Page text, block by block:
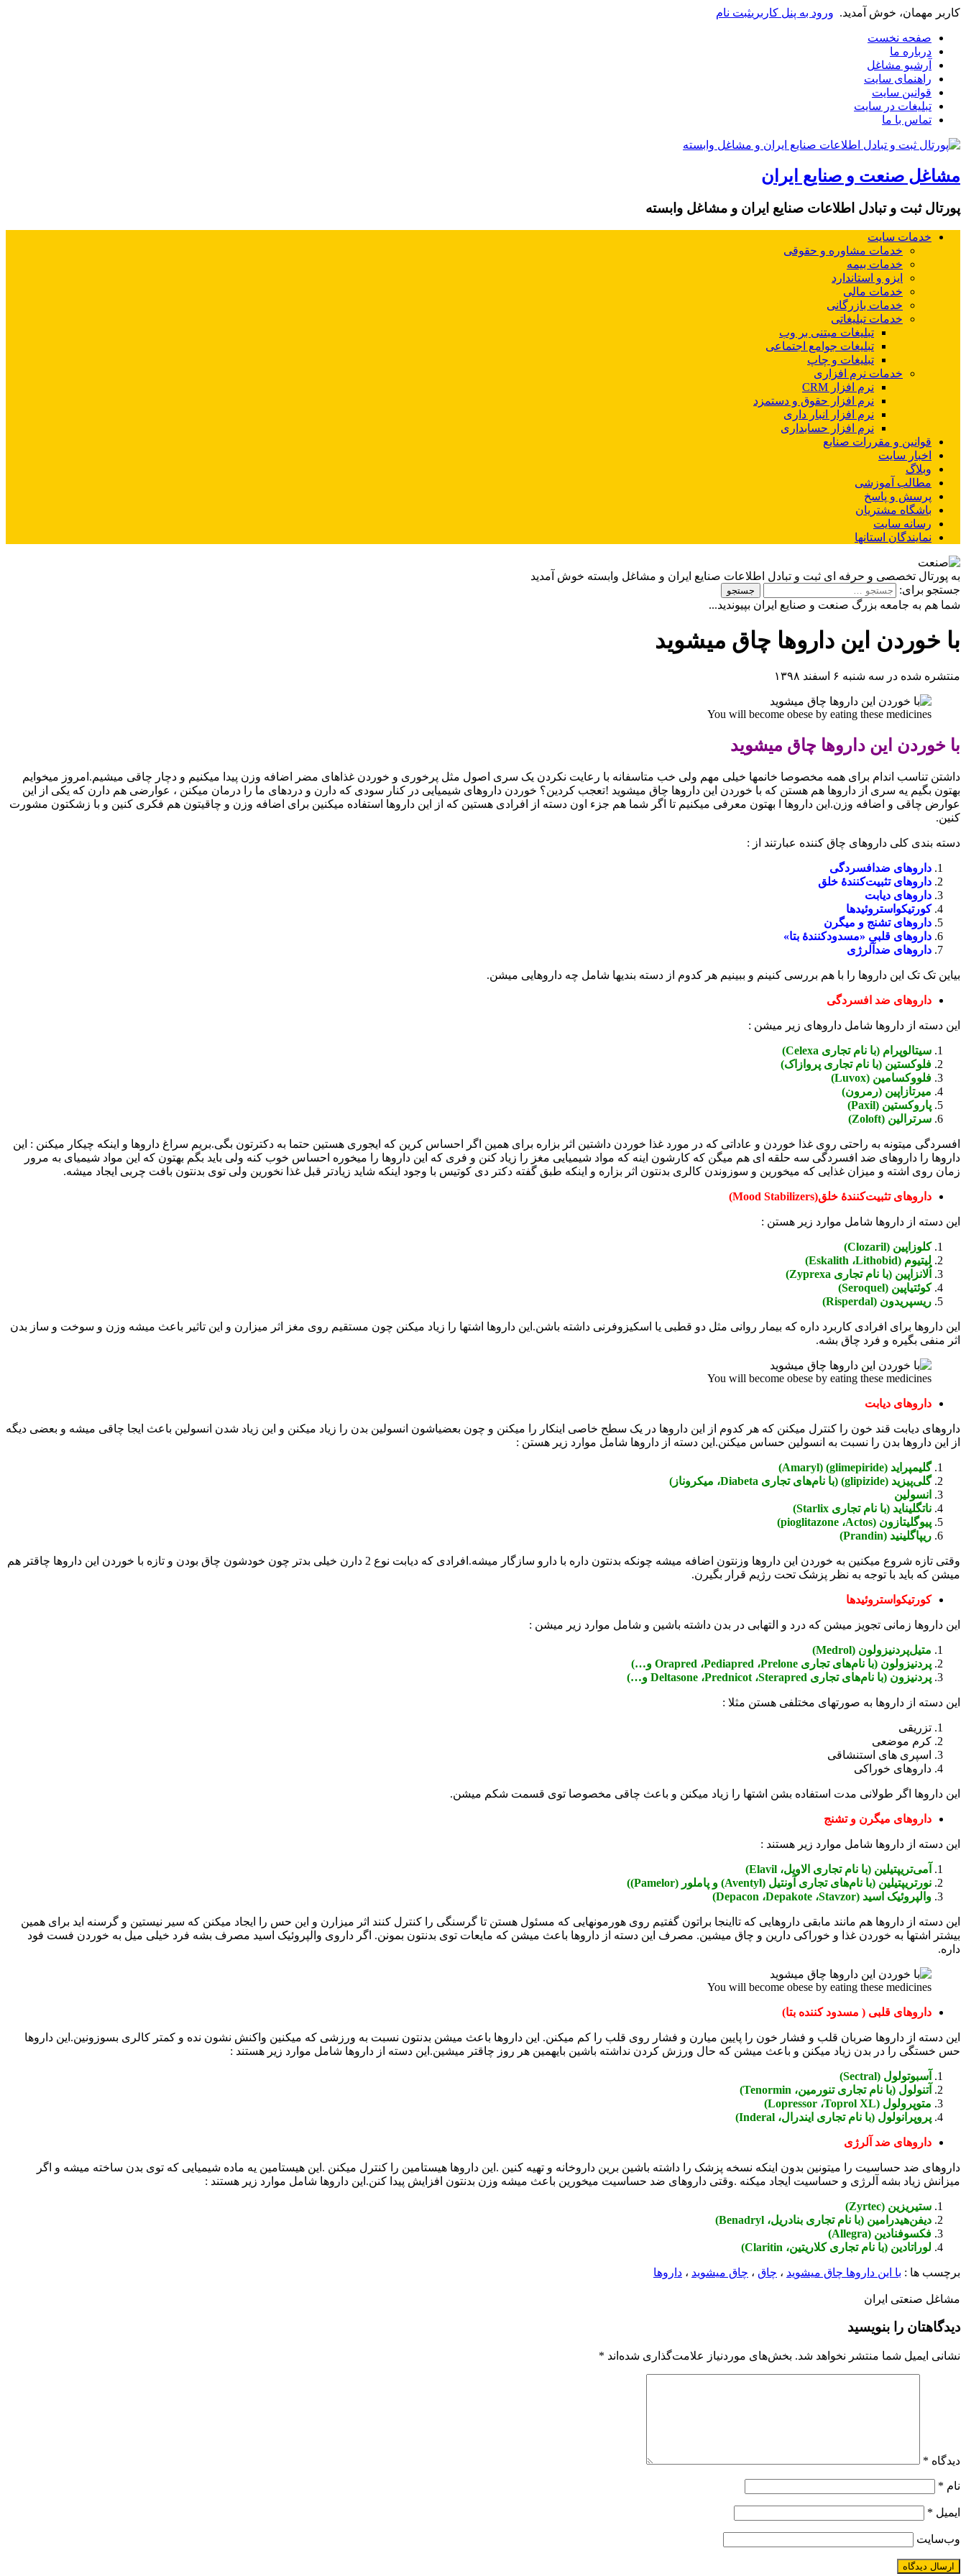
کاربر مهمان، خوش آمدید. ورود به پنل کاربریثبت نام
صفحه نخست
درباره ما
آرشیو مشاغل
راهنمای سایت
قوانین سایت
تبلیغات در سایت
تماس با ما
مشاغل صنعت و صنایع ایران
پورتال ثبت و تبادل اطلاعات صنایع ایران و مشاغل وابسته
خدمات سایت
خدمات مشاوره و حقوقی
خدمات بیمه
ایزو و استاندارد
خدمات مالی
خدمات بازرگانی
خدمات تبلیغاتی
تبلیغات مبتنی بر وب
تبلیغات جوامع اجتماعی
تبلیغات و چاپ
خدمات نرم افزاری
نرم افزار CRM
نرم افزار حقوق و دستمزد
نرم افزار انبار داری
نرم افزار حسابداری
قوانین و مقررات صنایع
اخبار سایت
وبلاگ
مطالب آموزشی
پرسش و پاسخ
باشگاه مشتریان
رسانه سایت
نمایندگان استانها
به پورتال تخصصی و حرفه ای ثبت و تبادل اطلاعات صنایع ایران و مشاغل وابسته خوش آمدید
جستجو برای:
شما هم به جامعه بزرگ صنعت و صنایع ایران بپیوندید...
با خوردن این داروها چاق میشوید
منتشره شده در سه شنبه ۶ اسفند ۱۳۹۸
You will become obese by eating these medicines
با خوردن این داروها چاق میشوید
داشتن تناسب اندام برای همه مخصوصا خانمها خیلی مهم ولی خب متاسفانه با رعایت نکردن یک سری اصول مثل پرخوری و خوردن غذاهای مضر اضافه وزن پیدا میکنیم و دچار چاقی میشیم.امروز میخوایم
بهتون بگیم یه سری از داروها هم هستن که با خوردن این داروها چاق میشوید !تعجب کردین؟ خوردن داروهای شیمیایی در کنار سودی که دارن و دردهای ما را درمان میکنن ، عوارضی هم دارن که یکی از این
عوارض چاقی و اضافه وزن.این داروها ا بهتون معرفی میکنیم تا اگر شما هم جزء اون دسته از افرادی هستین که از این داروها استفاده میکنین برای اضافه وزن و چاقیتون هم فکری کنین و با زشکتون مشورت
کنین.
دسته بندی کلی داروهای چاق کننده عبارتند از :
داروهای ضدافسردگی
داروهای تثبیت‌کنندهٔ خلق
داروهای دیابت
کورتیکواستروئیدها
داروهای تشنج و میگرن
داروهای قلبیِ «مسدودکنندهٔ بتا»
داروهای ضدآلرژی
بیاین تک تک این داروها را با هم بررسی کنینم و ببینیم هر کدوم از دسته بندیها شامل چه داروهایی میشن.
داروهای ضد افسردگی
این دسته از داروها شامل داروهای زیر میشن :
سیتالوپرام (با نام تجاری Celexa)
فلوکستین (با نام تجاری پروازاک)
فلووکسامین (Luvox)
میرتازاپین (رمرون)
پاروکستین (Paxil)
سرترالین (Zoloft)
افسردگی میتونه به راحتی روی غذا خوردن و عاداتی که در مورد غذا خوردن داشتین اثر بزاره برای همین اگر احساس کرین که ایجوری هستین حتما به دکترتون بگی.بریم سراغ داروها و اینکه چیکار میکنن : این
داروها را داروهای ضد افسردگی سه حلقه ای هم میگن که کارشون اینه که مواد شیمیایی مغز را زیاد کنن و فری که این داروها را میخوره احساس خوب کنه ولی باید بگم بهتون که این مواد شیمیای به مرور
زمان روی اشته و میزان غذایی که میخورین و سوزوندن کالری بدنتون اثر بزاره و اینکه طبق گفته دکتر دی کوتیس با وجود اینکه شاید زیادتر قبل غذا نخورین ولی توی بدنتون بافت چربی ایجاد میشه.
داروهای تثبیت‌کنندهٔ خلق(Mood Stabilizers)
این دسته از داروها شامل موارد زیر هستن :
کلوزاپین (Clozaril)
لیتیوم (Eskalith ،Lithobid)
اُلانزاپین (با نام تجاری Zyprexa)
کوئتیاپین (Seroquel)
ریسپریدون (Risperdal)
این داروها برای افرادی کاربرد داره که بیمار روانی مثل دو قطبی یا اسکیزوفرنی داشته باشن.این داروها اشتها را زیاد میکنن چون مستقیم روی مغز اثر میزارن و این تاثیر باعث میشه وزن و سوخت و ساز بدن
اثر منفی بگیره و فرد چاق بشه.
You will become obese by eating these medicines
داروهای دیابت
داروهای دیابت قند خون را کنترل میکنن که هر کدوم از این داروها در یک سطح خاصی اینکار را میکنن و چون بعضیاشون انسولین بدن را زیاد میکنن و این زیاد شدن انسولین باعث ایجا چاقی میشه و بعضی دیگه
از این داروها بدن را نسبت به انسولین حساس میکنن.این دسته از داروها شامل موارد زیر هستن :
گلیمپراید (glimepiride) (Amaryl)
گلی‌پیزید (glipizide) (با نام‌های تجاری Diabeta، میکروناز)
انسولین
ناتگلیناید (با نام تجاری Starlix)
پیوگلیتازون (pioglitazone ،Actos)
ریپاگلینید (Prandin)
وقتی تازه شروع میکنین به خوردن این داروها وزنتون اضافه میشه چونکه بدنتون داره با دارو سازگار میشه.افرادی که دیابت نوع 2 دارن خیلی بدتر چون خودشون چاق بودن و تازه با خوردن این داروها چاقتر هم
میشن که باید با توجه به نظر پزشک تحت رژیم قرار بگیرن.
کورتیکواستروئیدها
این داروها زمانی تجویز میشن که درد و التهابی در بدن داشته باشین و شامل موارد زیر میشن :
متیل‌پردنیزولون (Medrol)
پردنیزولون (با نام‌های تجاری Orapred ،Pediapred ،Prelone و…)
پردنیزون (با نام‌های تجاری Deltasone ،Prednicot ،Sterapred و…)
این دسته از داروها به صورتهای مختلفی هستن مثلا :
تزریقی
کرم موضعی
اسپری های استنشاقی
داروهای خوراکی
این داروها اگر طولانی مدت استفاده بشن اشتها را زیاد میکنن و باعث چاقی مخصوصا توی قسمت شکم میشن.
داروهای میگرن و تشنج
این دسته از داروها شامل موارد زیر هستند :
آمی‌تریپتیلین (با نام تجاری الاویل، Elavil)
نورتریپتیلین (با نام‌های تجاری آونتیل (Aventyl) و پاملور (Pamelor))
والپروئیک اسید (Depacon ،Depakote ،Stavzor)
این دسته از داروها هم مانند مابقی داروهایی که تااینجا براتون گفتیم روی هورمونهایی که مسئول هستن تا گرسنگی را کنترل کنند اثر میزارن و این حس را ایجاد میکنن که سیر نیستین و گرسنه اید برای همین
بیشتر اشتها به خوردن غذا و خوراکی دارین و چاق میشین. مصرف این دسته از داروها باعث میشن که مایعات توی بدنتون بمونن. اگر داروی والپروئیک اسید مصرف بشه فرد خیلی میل به خوردن فست فود
داره.
You will become obese by eating these medicines
داروهای قلبی ( مسدود کننده بتا)
این دسته از داروها ضربان قلب و فشار خون را پایین میارن و فشار روی قلب را کم میکنن. این داروها باعث میشن بدنتون نسبت به ورزشی که میکنین واکنش نشون نده و کمتر کالری بسوزونین.این داروها
حس خستگی را در بدن زیاد میکنن و باعث میشن که حال ورزش کردن نداشته باشین بایهمین هر روز چاقتر میشین.این دسته از داروها شامل موارد زیر هستند :
آسبوتولول (Sectral)
آتنولول (با نام تجاری تنورمین، Tenormin)
متوپرولول (Lopressor ،Toprol XL)
پروپرانولول (با نام تجاری ایندرال، Inderal)
داروهای ضد آلرژی
داروهای ضد حساسیت را میتونین بدون اینکه نسخه پزشک را داشته باشین برین داروخانه و تهیه کنین .این داروها هیستامین را کنترل میکنن .این هیستامین یه ماده شیمیایی که توی بدن ساخته میشه و اگر
میزانش زیاد بشه آلرژی و حساسیت ایجاد میکنه .وقتی داروهای ضد حساسیت میخورین باعث میشه وزن بدنتون افزایش پیدا کنن.این داروها شامل موارد زیر هستند :
ستیریزین (Zyrtec)
دیفن‌هیدرامین (با نام تجاری بنادریل، Benadryl)
فکسوفنادین (Allegra)
لوراتادین (با نام تجاری کلاریتین، Claritin)
برچسب ها : با این داروها چاق میشوید ، چاق ، چاق میشوید ، داروها
مشاغل صنعتی ایران
دیدگاهتان را بنویسید
نشانی ایمیل شما منتشر نخواهد شد. بخش‌های موردنیاز علامت‌گذاری شده‌اند *
دیدگاه *
نام *
ایمیل *
وب‌سایت